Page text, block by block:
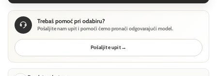
Trebaš pomoć pri odabiru?
Pošaljite nam upit i pomoći ćemo pronaći odgovarajući model.
Pošaljite upit→